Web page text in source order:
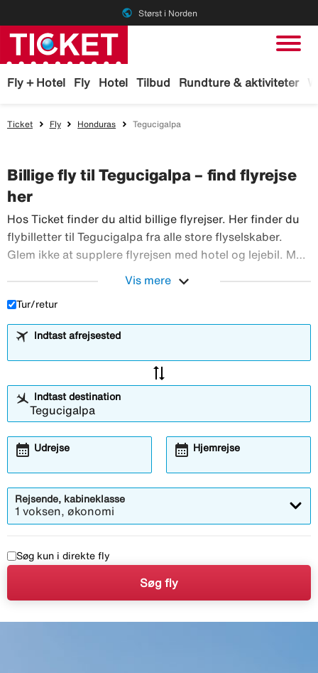
public Størst i Norden
Fly + Hotel Fly Hotel Tilbud Rundture & aktiviteter
Ticket Fly Honduras Tegucigalpa
Billige fly til Tegucigalpa – find flyrejse
her
Hos Ticket finder du altid billige flyrejser. Her finder du
flybilletter til Tegucigalpa fra alle store flyselskaber.
Glem ikke at supplere flyrejsen med hotel og lejebil. Med
Vis mere expand_more
Tur/retur
Indtast afrejsested
sync_alt
Indtast destination
Udrejse
calendar_month Hjemrejse
calendar_month
Rejsende, kabineklasse
1 voksen, økonomi
Søg kun i direkte fly
Søg fly